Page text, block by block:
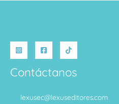
Contáctanos
lexusec@lexuseditores.com